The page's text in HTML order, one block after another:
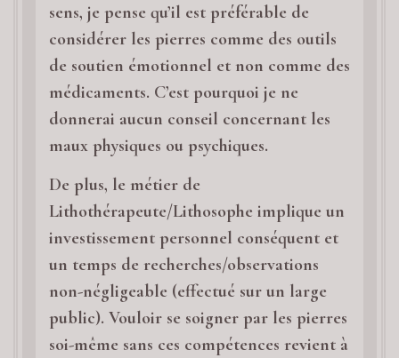
sens, je pense qu’il est préférable de
considérer les pierres comme des outils
de soutien émotionnel et non comme des
médicaments. C’est pourquoi je ne
donnerai aucun conseil concernant les
maux physiques ou psychiques.
De plus, le métier de
Lithothérapeute/Lithosophe implique un
investissement personnel conséquent et
un temps de recherches/observations
non-négligeable (effectué sur un large
public). Vouloir se soigner par les pierres
soi-même sans ces compétences revient à